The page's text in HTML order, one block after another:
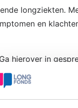
longziekten.
en
hierover in